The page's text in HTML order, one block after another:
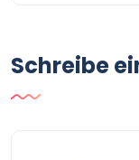
Schreibe